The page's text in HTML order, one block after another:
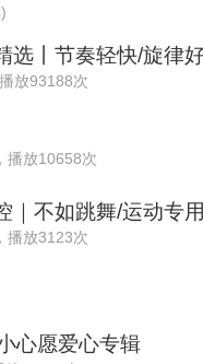
)
放93188次
播放10658次
｜不如跳舞/运动专用
播放3123次
心愿爱心专辑